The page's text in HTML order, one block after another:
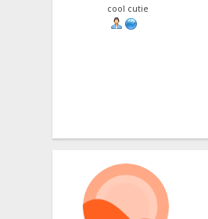
cool cutie